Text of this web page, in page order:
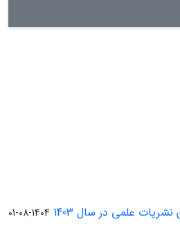
علمی در سال 1403 1404-08-01